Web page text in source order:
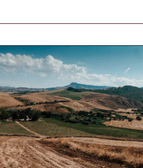
im Warenkorb